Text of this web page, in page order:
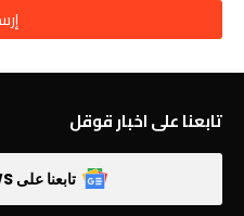
تابعنا على اخبار قوقل
تابعنا على GOOGLE NEWS